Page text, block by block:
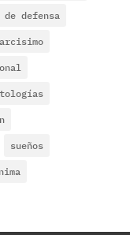
de defensa
sueños